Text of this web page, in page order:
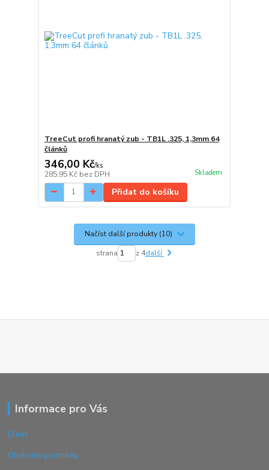
TreeCut profi hranatý zub - TB1L .325, 1,3mm 64
článků
346,00 Kč/ks
285,95 Kč bez DPH Skladem
Přidat do košíku
Načíst další produkty (10)
strana z 4další
Informace pro Vás
O nás
Obchodní podmínky